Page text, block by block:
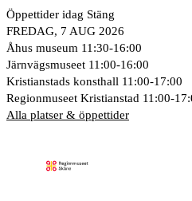
Hoppa
till
innehåll
Öppettider idag Stäng
FREDAG, 7 AUG 2026
Åhus museum 11:30-16:00
Järnvägsmuseet 11:00-16:00
Kristianstads konsthall 11:00-17:00
Regionmuseet Kristianstad 11:00-
Alla platser & öppettider